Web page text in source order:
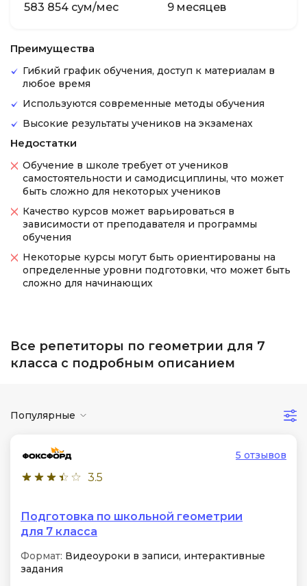
583 854 сум/мес 9 месяцев
Преимущества
Гибкий график обучения, доступ к материалам в
любое время
Используются современные методы обучения
Высокие результаты учеников на экзаменах
Недостатки
Обучение в школе требует от учеников
самостоятельности и самодисциплины, что может
быть сложно для некоторых учеников
Качество курсов может варьироваться в
зависимости от преподавателя и программы
обучения
Некоторые курсы могут быть ориентированы на
определенные уровни подготовки, что может быть
сложно для начинающих
Все репетиторы по геометрии для 7
класса с подробным описанием
Популярные
3.5
5 отзывов
Подготовка по школьной геометрии
для 7 класса
Формат: Видеоуроки в записи, интерактивные
задания